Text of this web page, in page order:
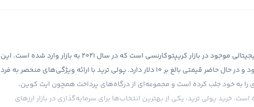
پولی ترید یکی از جدیدترین ارزهای دیجیتالی موجود در بازار کریپتوکارنسی است که در سال ۲۰۲۱ به بازار وارد شده است. این
ارز با نام تجاری TRADE شناخته می‌شود و در حال حاضر قیمتی بالغ بر ۱۰ دلار دارد. پولی ترید با ارائه ویژگی‌های منحصر به فرد
را به خود جلب کرده است و مجموعه‌ای از درگاه‌های پرداخت همچون ایت کوین،
خرید پولی ترید، یکی از بهترین انتخاب‌ها برای سرمایه‌گذاری در بازار ارزهای